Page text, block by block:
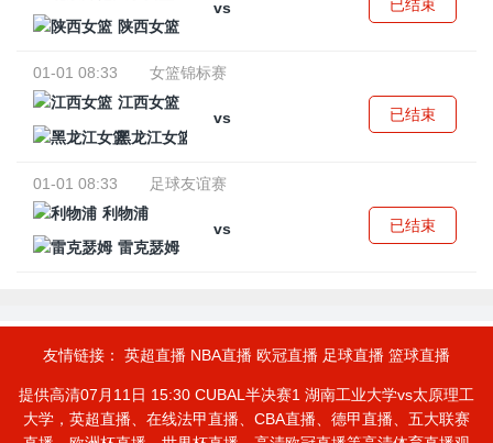
vs
陕西女篮
已结束
01-01 08:33
女篮锦标赛
江西女篮
vs
黑龙江女篮
已结束
01-01 08:33
足球友谊赛
利物浦
vs
雷克瑟姆
已结束
友情链接： 英超直播 NBA直播 欧冠直播 足球直播 篮球直播
提供高清07月11日 15:30 CUBAL半决赛1 湖南工业大学vs太原理工
大学，英超直播、在线法甲直播、CBA直播、德甲直播、五大联赛